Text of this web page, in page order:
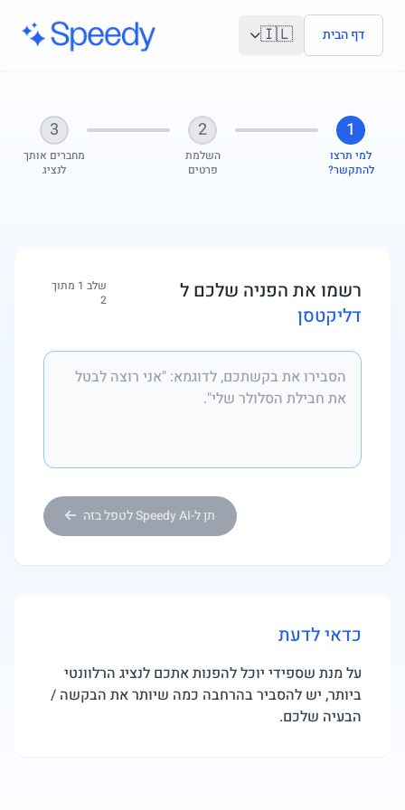
דלג לתוכן הראשי
דף הבית 🇮🇱
1
למי תרצו
להתקשר?
2
השלמת
פרטים
3
מחברים אותך
לנציג
רשמו את הפניה שלכם ל
דליקטסן
שלב 1 מתוך
2
תן ל-Speedy AI לטפל בזה
כדאי לדעת
על מנת שספידי יוכל להפנות אתכם לנציג הרלוונטי
ביותר, יש להסביר בהרחבה כמה שיותר את הבקשה /
הבעיה שלכם.